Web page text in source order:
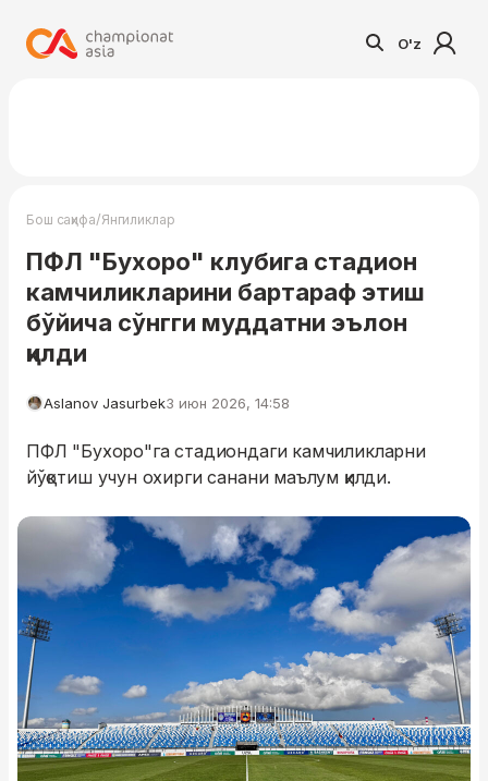
O'z
Бош саҳифа/Янгиликлар
ПФЛ "Бухоро" клубига стадион
камчиликларини бартараф этиш
бўйича сўнгги муддатни эълон
қилди
Aslanov Jasurbek3 июн 2026, 14:58
ПФЛ "Бухоро"га стадиондаги камчиликларни
йўқотиш учун охирги санани маълум қилди.